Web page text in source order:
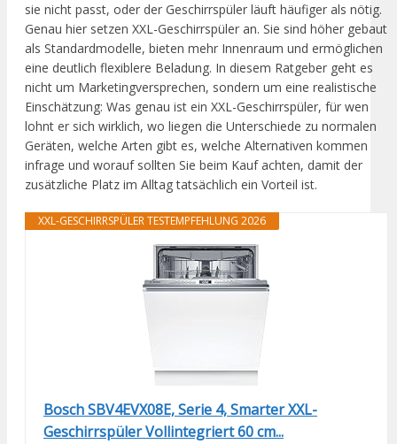
sie nicht passt, oder der Geschirrspüler läuft häufiger als nötig.
Genau hier setzen XXL-Geschirrspüler an. Sie sind höher gebaut
als Standardmodelle, bieten mehr Innenraum und ermöglichen
eine deutlich flexiblere Beladung. In diesem Ratgeber geht es
nicht um Marketingversprechen, sondern um eine realistische
Einschätzung: Was genau ist ein XXL-Geschirrspüler, für wen
lohnt er sich wirklich, wo liegen die Unterschiede zu normalen
Geräten, welche Arten gibt es, welche Alternativen kommen
infrage und worauf sollten Sie beim Kauf achten, damit der
zusätzliche Platz im Alltag tatsächlich ein Vorteil ist.
XXL-GESCHIRRSPÜLER TESTEMPFEHLUNG 2026
Bosch SBV4EVX08E, Serie 4, Smarter XXL-
Geschirrspüler Vollintegriert 60 cm...